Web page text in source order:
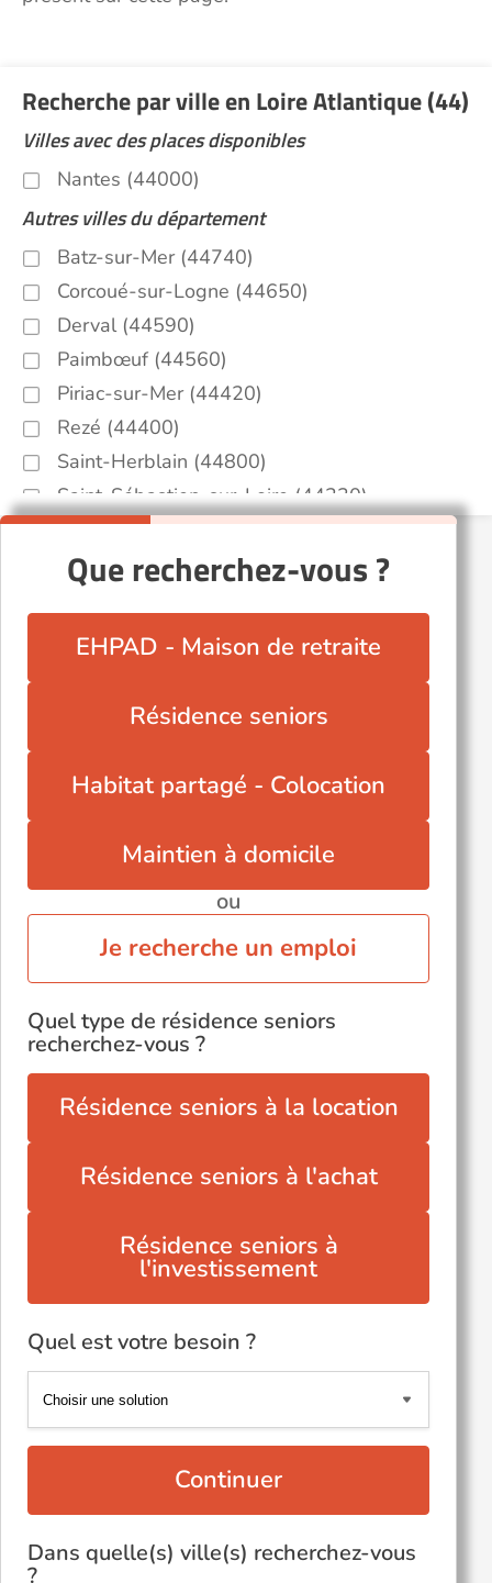
Recherche par ville en Loire Atlantique (44)
Villes avec des places disponibles
Nantes (44000)
Autres villes du département
Batz-sur-Mer (44740)
Corcoué-sur-Logne (44650)
Derval (44590)
Paimbœuf (44560)
Piriac-sur-Mer (44420)
Rezé (44400)
Saint-Herblain (44800)
Saint-Sébastien-sur-Loire (44230)
Que recherchez-vous ?
EHPAD - Maison de retraite
Résidence seniors
Habitat partagé - Colocation
Maintien à domicile
ou
Je recherche un emploi
Quel type de résidence seniors
recherchez-vous ?
Résidence seniors à la location
Résidence seniors à l'achat
Résidence seniors à
l'investissement
Quel est votre besoin ?
Continuer
Dans quelle(s) ville(s) recherchez-vous
?